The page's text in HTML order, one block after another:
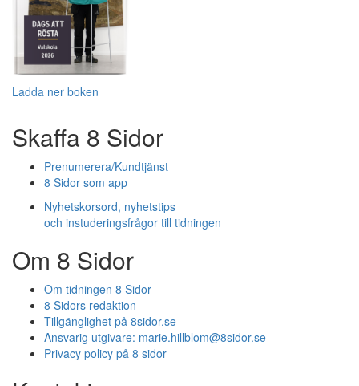
Ladda ner boken
Skaffa 8 Sidor
Prenumerera/Kundtjänst
8 Sidor som app
Nyhetskorsord, nyhetstips
och instuderingsfrågor till tidningen
Om 8 Sidor
Om tidningen 8 Sidor
8 Sidors redaktion
Tillgänglighet på 8sidor.se
Ansvarig utgivare: marie.hillblom@8sidor.se
Privacy policy på 8 sidor